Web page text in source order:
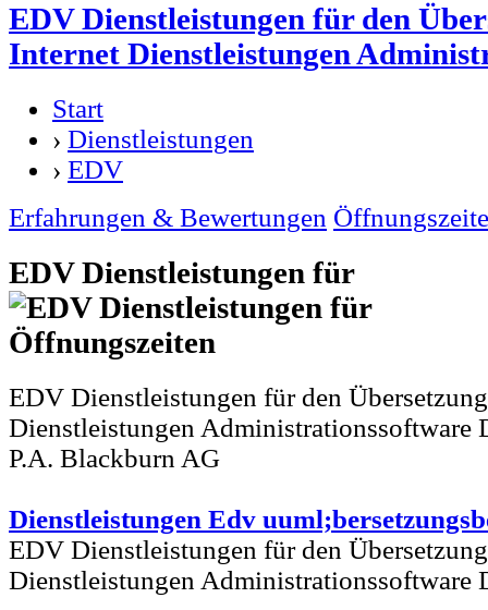
EDV Dienstleistungen für den
Internet Dienstleistungen
Start
› Dienstleistungen
› EDV
Erfahrungen & Bewertungen
EDV Dienstleistungen für
EDV Dienstleistungen für den
Dienstleistungen Administrationssoftware
P.A. Blackburn AG
Dienstleistungen Edv
EDV Dienstleistungen für den
Dienstleistungen Administrationssoftware